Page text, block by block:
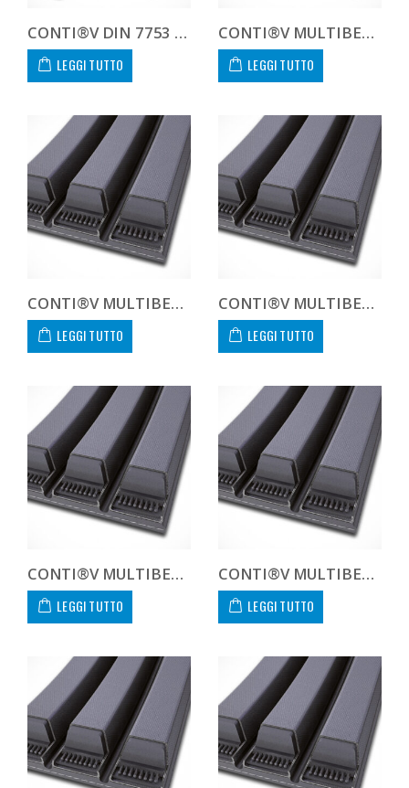
CONTI®V DIN 7753 8V5000 8V 5000
LEGGI TUTTO
CONTI®V MULTIBELT 138V3175
LEGGI TUTTO
CONTI®V MULTIBELT 138V3353
LEGGI TUTTO
CONTI®V MULTIBELT 138V3556
LEGGI TUTTO
CONTI®V MULTIBELT 138V3810
LEGGI TUTTO
CONTI®V MULTIBELT 138V4064
LEGGI TUTTO